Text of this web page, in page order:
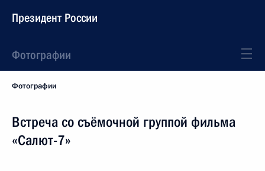
Президент России
Фотографии
Фотографии
Встреча со съёмочной группой фильма
«Салют-7»